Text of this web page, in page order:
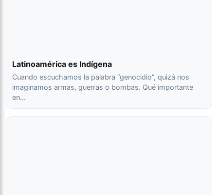
Latinoamérica es Indígena
Cuando escuchamos la palabra “genocidio”, quizá nos
imaginamos armas, guerras o bombas. Qué importante
en…